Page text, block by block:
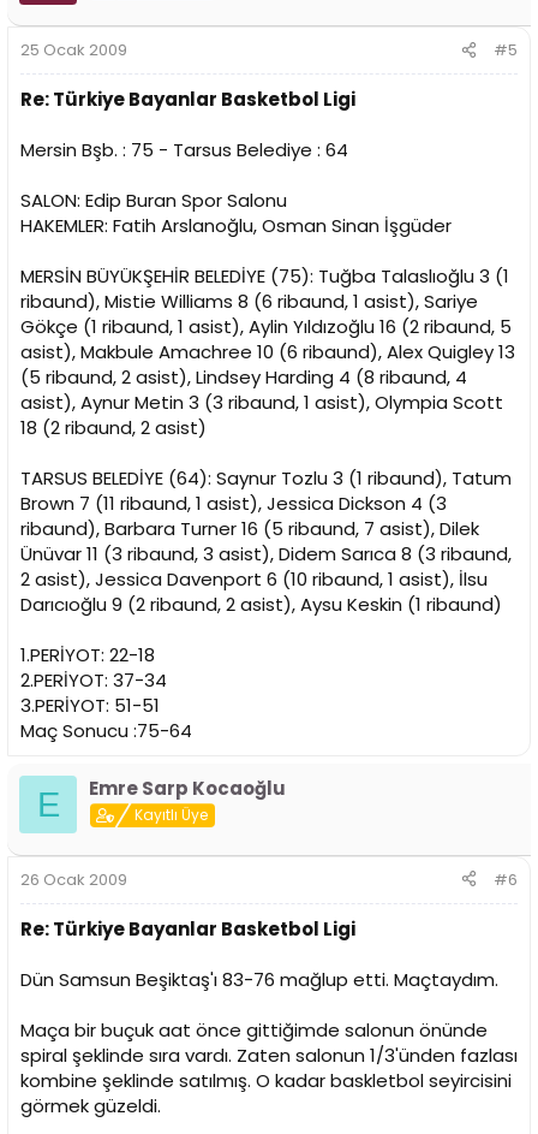
25 Ocak 2009 #5
Re: Türkiye Bayanlar Basketbol Ligi
Mersin Bşb. : 75 - Tarsus Belediye : 64
SALON: Edip Buran Spor Salonu
HAKEMLER: Fatih Arslanoğlu, Osman Sinan İşgüder
MERSİN BÜYÜKŞEHİR BELEDİYE (75): Tuğba Talaslıoğlu 3 (1
ribaund), Mistie Williams 8 (6 ribaund, 1 asist), Sariye
Gökçe (1 ribaund, 1 asist), Aylin Yıldızoğlu 16 (2 ribaund, 5
asist), Makbule Amachree 10 (6 ribaund), Alex Quigley 13
(5 ribaund, 2 asist), Lindsey Harding 4 (8 ribaund, 4
asist), Aynur Metin 3 (3 ribaund, 1 asist), Olympia Scott
18 (2 ribaund, 2 asist)
TARSUS BELEDİYE (64): Saynur Tozlu 3 (1 ribaund), Tatum
Brown 7 (11 ribaund, 1 asist), Jessica Dickson 4 (3
ribaund), Barbara Turner 16 (5 ribaund, 7 asist), Dilek
Ünüvar 11 (3 ribaund, 3 asist), Didem Sarıca 8 (3 ribaund,
2 asist), Jessica Davenport 6 (10 ribaund, 1 asist), İlsu
Darıcıoğlu 9 (2 ribaund, 2 asist), Aysu Keskin (1 ribaund)
1.PERİYOT: 22-18
2.PERİYOT: 37-34
3.PERİYOT: 51-51
Maç Sonucu :75-64
E Emre Sarp Kocaoğlu
Kayıtlı Üye
26 Ocak 2009 #6
Re: Türkiye Bayanlar Basketbol Ligi
Dün Samsun Beşiktaş'ı 83-76 mağlup etti. Maçtaydım.
Maça bir buçuk aat önce gittiğimde salonun önünde
spiral şeklinde sıra vardı. Zaten salonun 1/3'ünden fazlası
kombine şeklinde satılmış. O kadar baskletbol seyircisini
görmek güzeldi.